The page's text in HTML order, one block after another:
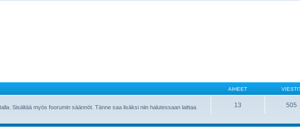
AIHEET
Sisältää myös foorumin säännöt. Tänne saa lisäksi niin halutessaan laittaa
13 505